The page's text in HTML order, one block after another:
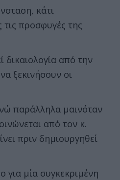
κάτι
προσφυγές της
δικαιολογία από την
ξεκινήσουν οι
παράλληλα μαινόταν
από τον κ.
πριν δημιουργηθεί
για μία συγκεκριμένη